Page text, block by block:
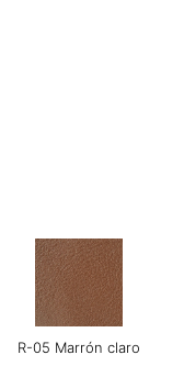
R-05 Marrón claro